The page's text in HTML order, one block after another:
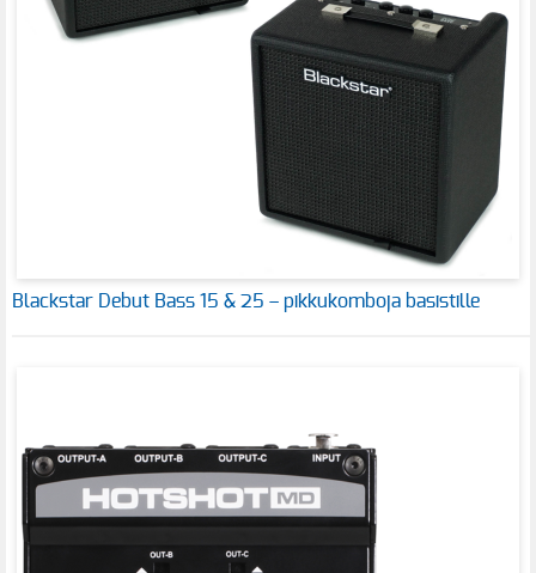
Blackstar Debut Bass 15 & 25 – pikkukomboja basistille